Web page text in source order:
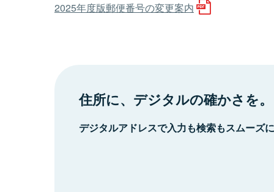
2025年度版郵便番号の変更案内
住所に、デジタルの確かさを。
デジタルアドレスで入力も検索もスムーズ